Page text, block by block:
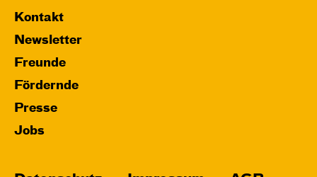
Kontakt
Newsletter
Freunde
Fördernde
Presse
Jobs